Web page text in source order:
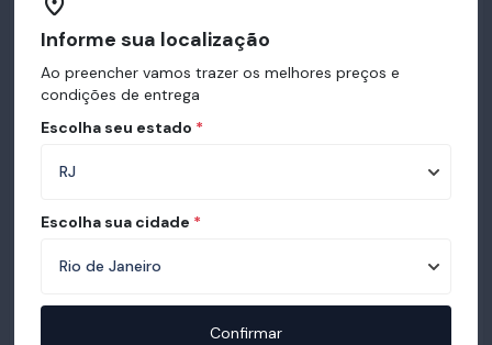
Informe sua localização
Ao preencher vamos trazer os melhores preços e
condições de entrega
Escolha seu estado *
Escolha sua cidade *
Confirmar